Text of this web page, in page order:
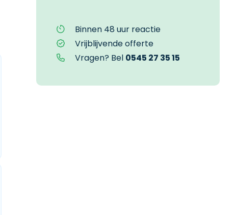
Binnen 48 uur reactie
Vrijblijvende offerte
Vragen? Bel 0545 27 35 15